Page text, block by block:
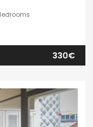
330€